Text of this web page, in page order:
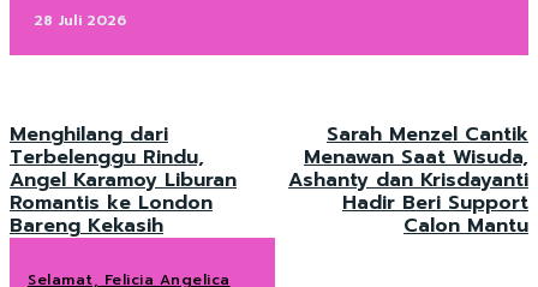
28 Juli 2026
Menghilang dari
Terbelenggu Rindu,
Angel Karamoy Liburan
Romantis ke London
Bareng Kekasih
Sarah Menzel Cantik
Menawan Saat Wisuda,
Ashanty dan Krisdayanti
Hadir Beri Support
Calon Mantu
Selamat, Felicia Angelica